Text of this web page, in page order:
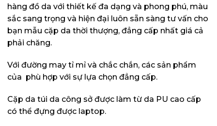
hàng đồ da với thiết kế đa dạng và phong phú, màu
sắc sang trọng và hiện đại luôn sẵn sàng tư vấn cho
bạn mẫu cặp da thời thượng, đẳng cấp nhất giá cả
phải chăng.
Với đường may tỉ mỉ và chắc chắn, các sản phẩm
của phù hợp với sự lựa chọn đẳng cấp.
Cặp da túi da công sở được làm từ da PU cao cấp
có thể đựng được laptop.